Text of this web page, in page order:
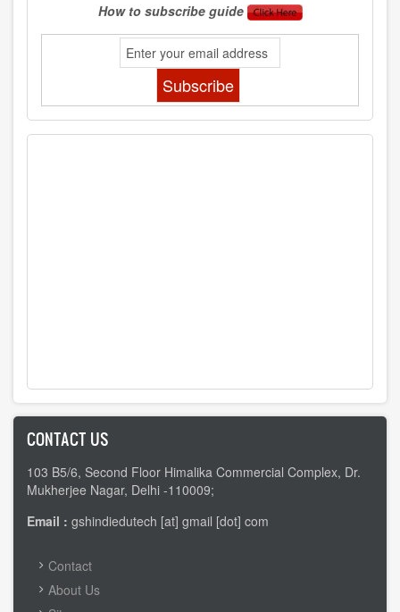
How to subscribe guide
CONTACT US
103 B5/6, Second Floor Himalika Commercial Complex, Dr.
Mukherjee Nagar, Delhi -110009;
Email : gshindiedutech [at] gmail [dot] com
FOOTER
MENU
Contact
About Us